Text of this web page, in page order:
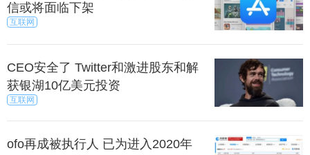
信或将面临下架
互联网
CEO安全了 Twitter和激进股东和解
获银湖10亿美元投资
互联网
ofo再成被执行人 已为进入2020年